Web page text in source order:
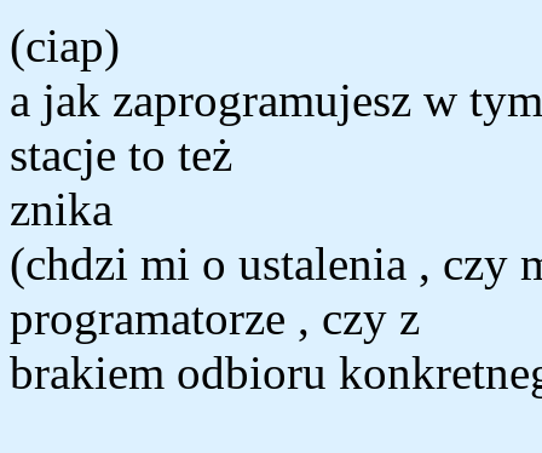
(ciap)
a jak zaprogramujesz w
stacje to też
znika
(chdzi mi o ustalenia , czy
programatorze , czy z
brakiem odbioru